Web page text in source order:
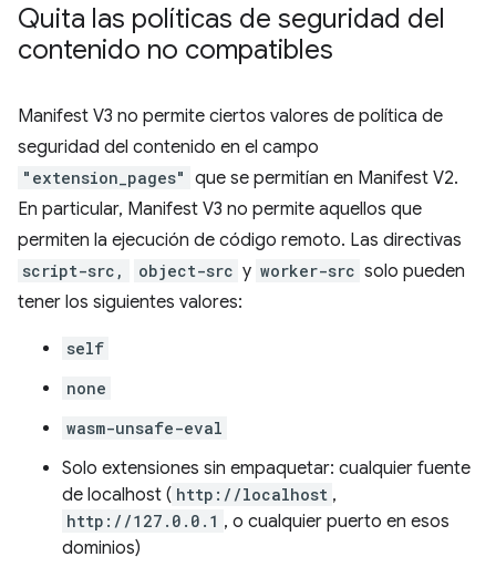
Quita las políticas de seguridad del
contenido no compatibles
Manifest V3 no permite ciertos valores de política de
seguridad del contenido en el campo
"extension_pages" que se permitían en Manifest V2.
En particular, Manifest V3 no permite aquellos que
permiten la ejecución de código remoto. Las directivas
script-src, object-src y worker-src solo pueden
tener los siguientes valores:
self
none
wasm-unsafe-eval
Solo extensiones sin empaquetar: cualquier fuente
de localhost ( http://localhost ,
http://127.0.0.1 , o cualquier puerto en esos
dominios)